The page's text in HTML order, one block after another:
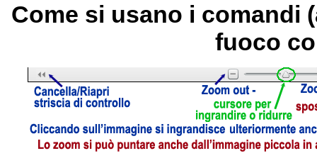
Come si usano i comandi
fuoco